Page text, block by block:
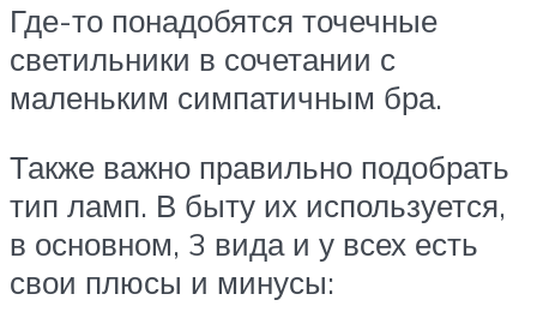
Где-то понадобятся точечные
светильники в сочетании с
маленьким симпатичным бра.
Также важно правильно подобрать
тип ламп. В быту их используется,
в основном, 3 вида и у всех есть
свои плюсы и минусы: